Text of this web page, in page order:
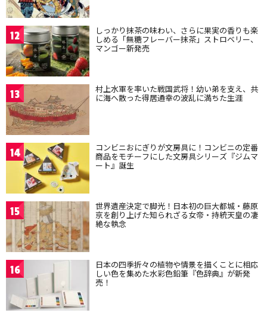
12 しっかり抹茶の味わい、さらに果実の香りも楽
しめる「無糖フレーバー抹茶」ストロベリー、
マンゴー新発売
13 村上水軍を率いた戦国武将！幼い弟を支え、共
に海へ散った得居通幸の波乱に満ちた生涯
14 コンビニおにぎりが文房具に！コンビニの定番
商品をモチーフにした文房具シリーズ『ジムマ
ート』誕生
15 世界遺産決定で脚光！日本初の巨大都城・藤原
京を創り上げた知られざる女帝・持統天皇の凄
絶な執念
16 日本の四季折々の植物や情景を描くことに相応
しい色を集めた水彩色鉛筆『色辞典』が新発
売！